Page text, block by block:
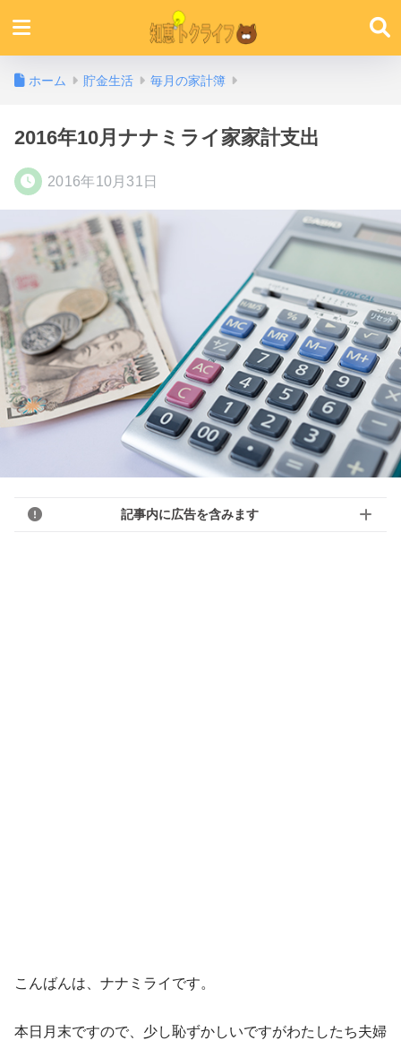
ホーム 貯金生活 毎月の家計簿
2016年10月ナナミライ家家計支出
2016年10月31日
記事内に広告を含みます
こんばんは、ナナミライです。
本日月末ですので、少し恥ずかしいですがわたしたち夫婦